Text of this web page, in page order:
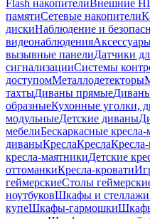
Flash накопителиВнешние
памятиСетевые накопители
дискиНаблюдение и
видеонаблюдения
вызывные панелиДатчики
сигнализацииСистемы
доступомМеталлодетекторы
тахтыДиваны прямые
образныеКухонные уголки,
модульныеДетские диваны
мебелиБескаркасные
диваныКреслаКресла
кресла-маятникиДетские
оттоманкиКресла-кровати
геймерскиеСтолы
ноутбуковШкафы и стеллажи
купеШкафы-гармошки